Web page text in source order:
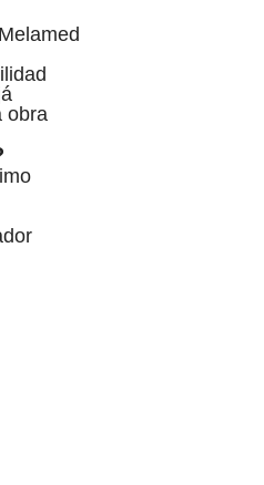
obra